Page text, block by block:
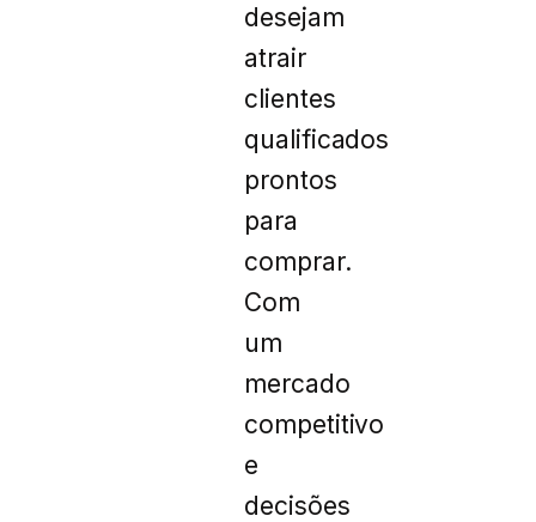
desejam
atrair
clientes
qualificados
prontos
para
comprar.
Com
um
mercado
competitivo
e
decisões